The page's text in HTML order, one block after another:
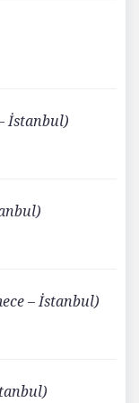
İstanbul)
– İstanbul)